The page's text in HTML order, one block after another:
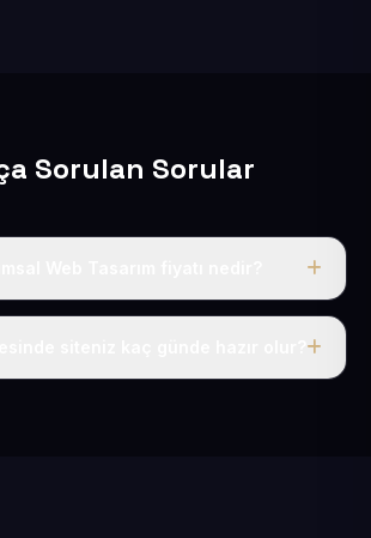
Sorulan Sorular
yıllık 50 USD + KDV. Bu bedele alan